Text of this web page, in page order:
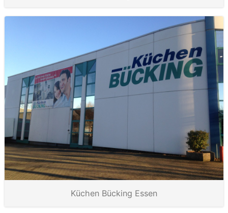
Küchen Bücking Essen